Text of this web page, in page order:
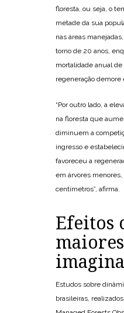
floresta, ou seja, o
metade da sua
nas áreas
torno de 20 anos,
mortalidade anual
regeneração demore
“Por outro lado, a
na floresta que
diminuem a
ingresso e
favoreceu a
em árvores
centímetros”, afirma.
Efeitos
Estudos sobre
brasileiras,